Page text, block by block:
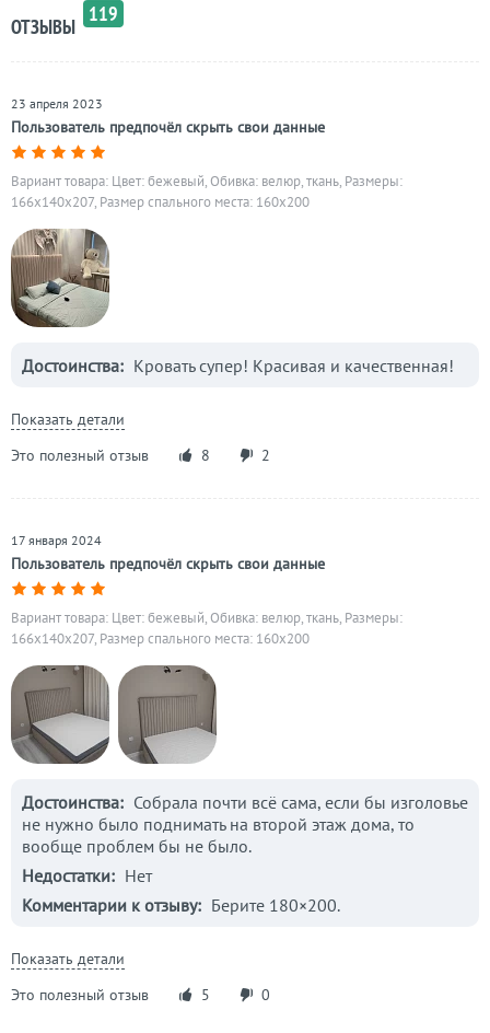
ОТЗЫВЫ
119
Пользователь предпочёл скрыть свои данные
23 апреля 2023
Вариант товара: Цвет: бежевый, Обивка: велюр, ткань, Размеры:
166x140x207, Размер спального места: 160х200
Достоинства: Кровать супер! Красивая и качественная!
Показать детали
Это полезный отзыв
8 2
Пользователь предпочёл скрыть свои данные
17 января 2024
Вариант товара: Цвет: бежевый, Обивка: велюр, ткань, Размеры:
166x140x207, Размер спального места: 160х200
Достоинства: Собрала почти всё сама, если бы изголовье
не нужно было поднимать на второй этаж дома, то
вообще проблем бы не было.
Недостатки: Нет
Комментарии к отзыву: Берите 180×200.
Показать детали
Это полезный отзыв
5 0